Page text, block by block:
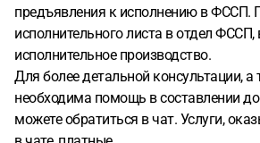
предъявления к исполнению в ФССП.
исполнительного листа в отдел ФССП,
исполнительное производство.
Для более детальной консультации,
необходима помощь в составлении
можете обратиться в чат. Услуги,